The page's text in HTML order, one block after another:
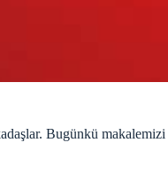
Bugünkü makalemizi